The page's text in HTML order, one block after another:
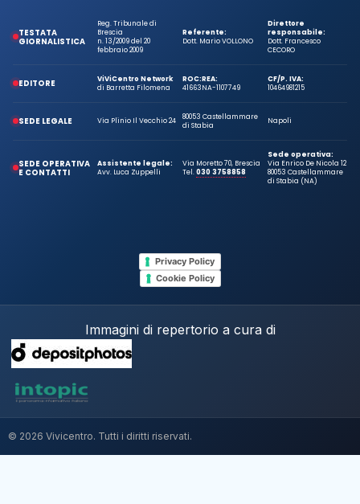
TESTATA
GIORNALISTICA
Reg. Tribunale di
Brescia
n. 13/2009 del 20
febbraio 2009
Referente:
Dott. Mario VOLLONO
Direttore
responsabile:
Dott. Francesco
CECORO
EDITORE
ViViCentro Network
di Barretta Filomena
ROC:
41663
REA:
NA-1107749
CF/P. IVA:
10464981215
SEDE LEGALE Via Plinio Il Vecchio 24
80053 Castellammare
di Stabia
Napoli
SEDE OPERATIVA
E CONTATTI
Assistente legale:
Avv. Luca Zuppelli
Via Moretto 70, Brescia
Tel.030 3758858
Sede operativa:
Via Enrico De Nicola 12
80053 Castellammare
di Stabia (NA)
Privacy Policy
Cookie Policy
Immagini di repertorio a cura di
© 2026 Vivicentro. Tutti i diritti riservati.